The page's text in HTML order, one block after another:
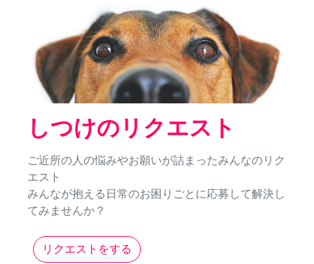
しつけのリクエスト
ご近所の人の悩みやお願いが詰まったみんなのリク
エスト
みんなが抱える日常のお困りごとに応募して解決し
てみませんか？
リクエストをする